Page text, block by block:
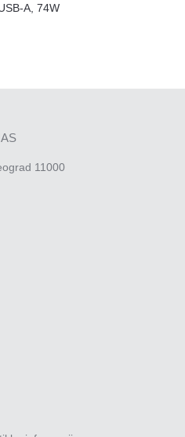
A, 74W
11000